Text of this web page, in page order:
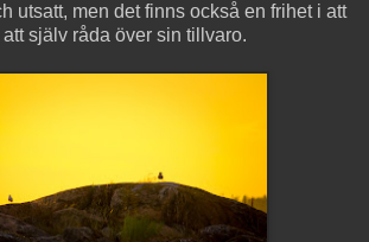
utsatt, men det finns också en frihet i att
själv råda över sin tillvaro.